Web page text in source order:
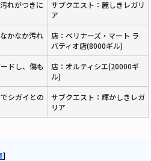
れがつきに
サブクエスト：麗しきレガリ
ア
かなか汚れ
店：ベリナーズ・マート ラ
バティオ店(8000ギル)
ドし、傷も
店：オルティシエ(20000ギ
ル)
シガイとの
サブクエスト：輝かしきレガ
リア
]